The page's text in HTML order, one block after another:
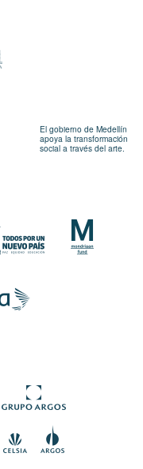
El gobierno de Medellín
apoya la transformación
social a través del arte.